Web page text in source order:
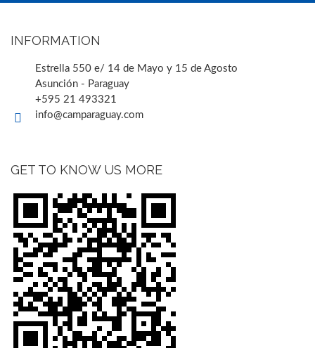
INFORMATION
Estrella 550 e/ 14 de Mayo y 15 de Agosto
Asunción - Paraguay
+595 21 493321
info@camparaguay.com
GET TO KNOW US MORE